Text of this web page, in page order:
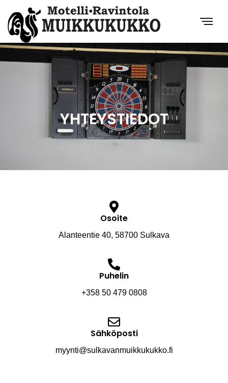
YHTEYSTIEDOT
Osoite
Alanteentie 40, 58700 Sulkava
Puhelin
+358 50 479 0808
Sähköposti
myynti@sulkavanmuikkukukko.fi